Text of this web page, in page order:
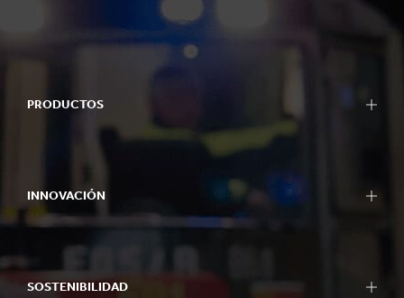
PRODUCTOS
INNOVACIÓN
SOSTENIBILIDAD